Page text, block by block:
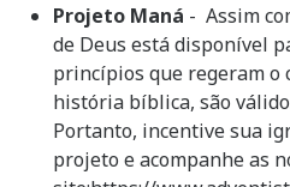
Projeto Maná - Assim
de Deus está disponível
princípios que regeram o
história bíblica, são
Portanto, incentive sua
projeto e acompanhe as